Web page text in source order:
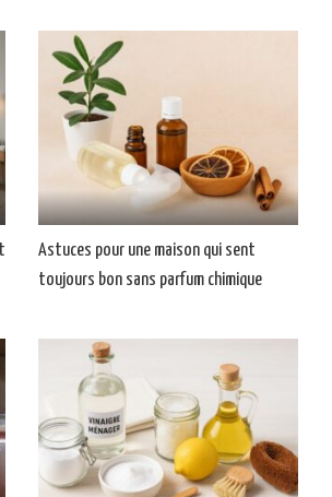
Astuces pour une maison qui sent
toujours bon sans parfum chimique